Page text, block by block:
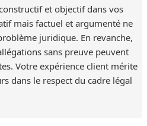
et objectif dans vos
mais factuel et argumenté ne
juridique. En revanche,
sans preuve peuvent
Votre expérience client mérite
dans le respect du cadre légal